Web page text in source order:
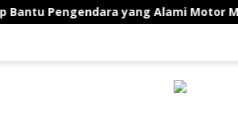
yang Alami Motor Mogok,